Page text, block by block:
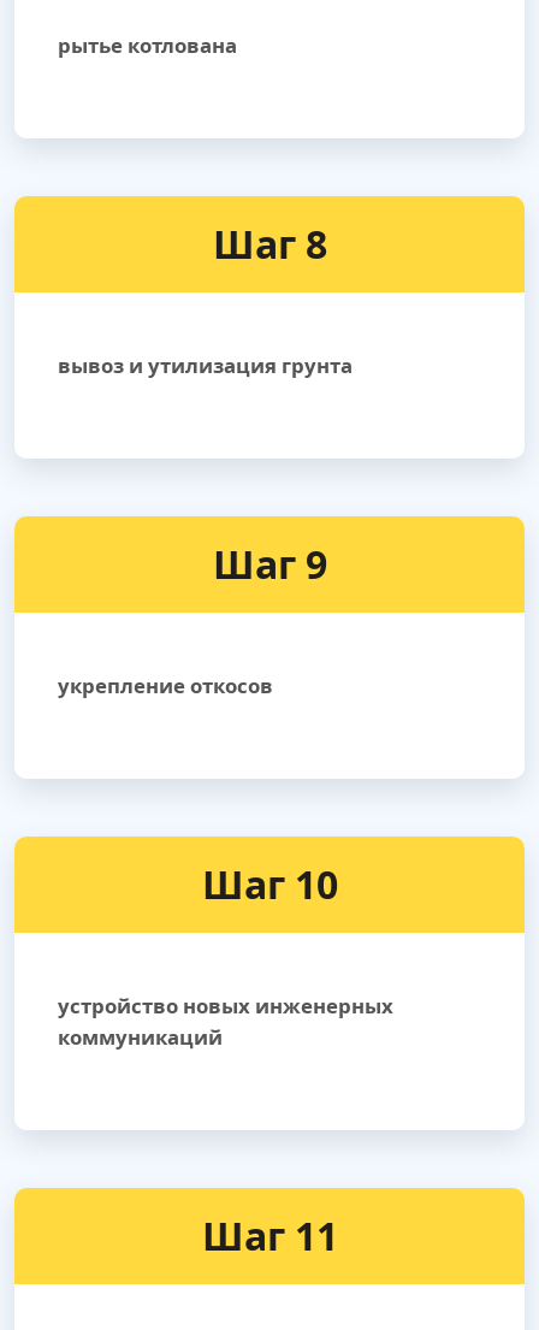
рытье котлована
Шаг 8
вывоз и утилизация грунта
Шаг 9
укрепление откосов
Шаг 10
устройство новых инженерных
коммуникаций
Шаг 11